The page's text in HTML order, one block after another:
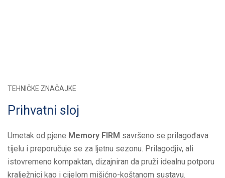
TEHNIČKE ZNAČAJKE
Prihvatni sloj
Umetak od pjene Memory FIRM savršeno se prilagođava
tijelu i preporučuje se za ljetnu sezonu. Prilagodjiv, ali
istovremeno kompaktan, dizajniran da pruži idealnu potporu
kralježnici kao i cijelom mišićno-koštanom sustavu.